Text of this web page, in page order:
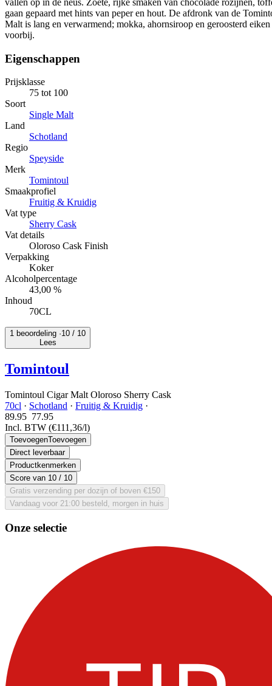
gaan gepaard met hints van peper en hout. De afdronk van de
Malt is lang en verwarmend; mokka, ahornsiroop en geroosterd
voorbij.
Eigenschappen
Prijsklasse
75 tot 100
Soort
Single Malt
Land
Schotland
Regio
Speyside
Merk
Tomintoul
Smaakprofiel
Fruitig & Kruidig
Vat type
Sherry Cask
Vat details
Oloroso Cask Finish
Verpakking
Koker
Alcoholpercentage
43,00 %
Inhoud
70CL
1 beoordeling ·10 / 10
Lees
Tomintoul
Tomintoul Cigar Malt Oloroso Sherry Cask
70cl · Schotland · Fruitig & Kruidig ·
89.95 77.95
Incl. BTW (€111,36/l)
ToevoegenToevoegen
Direct leverbaar
Productkenmerken
Score van 10 / 10
Gratis verzending per dozijn of boven €150
Vandaag voor 21:00 besteld, morgen in huis
Onze selectie